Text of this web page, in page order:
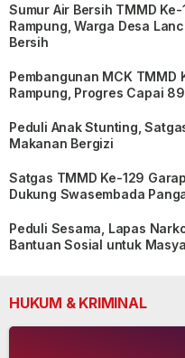
Sumur Air Bersih TMMD
Rampung, Warga Desa
Bersih
Pembangunan MCK TMMD
Rampung, Progres Capai
Peduli Anak Stunting,
Makanan Bergizi
Satgas TMMD Ke-129
Dukung Swasembada
Peduli Sesama, Lapas
Bantuan Sosial untuk
HUKUM & KRIMINAL